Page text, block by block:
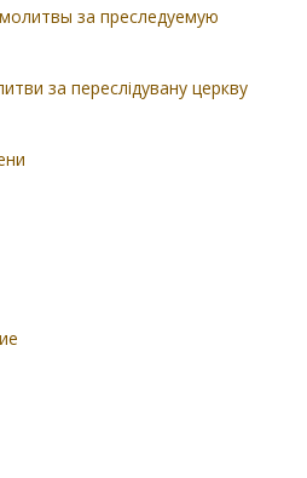
за преследуемую
за переслідувану церкву